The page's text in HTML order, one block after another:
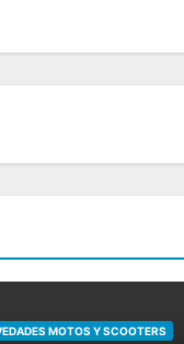
MOTOS Y SCOOTERS